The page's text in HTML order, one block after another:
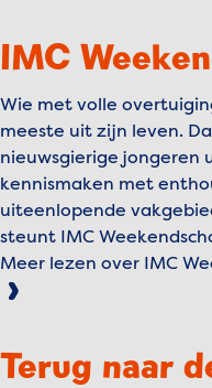
IMC
Wie met volle
meeste uit zijn leven.
nieuwsgierige jongeren
kennismaken met
uiteenlopende
steunt IMC
Meer lezen over IMC
Terug naar